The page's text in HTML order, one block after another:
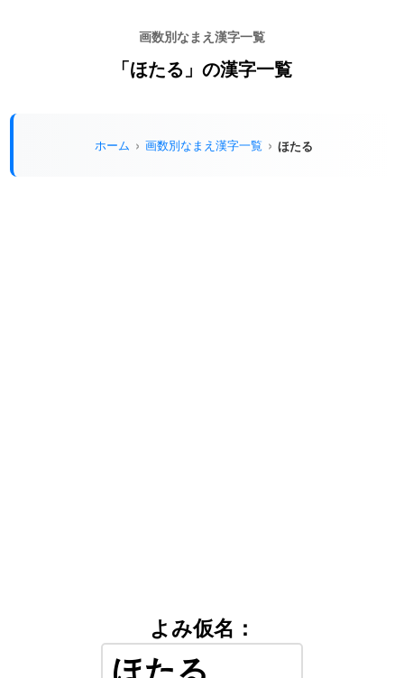
画数別なまえ漢字一覧
「ほたる」の漢字一覧
ホーム 画数別なまえ漢字一覧 ほたる
よみ仮名：